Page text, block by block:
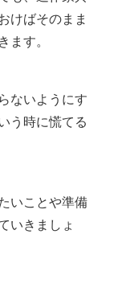
けばそのまま
ます。
ないようにす
う時に慌てる
いことや準備
いきましょ